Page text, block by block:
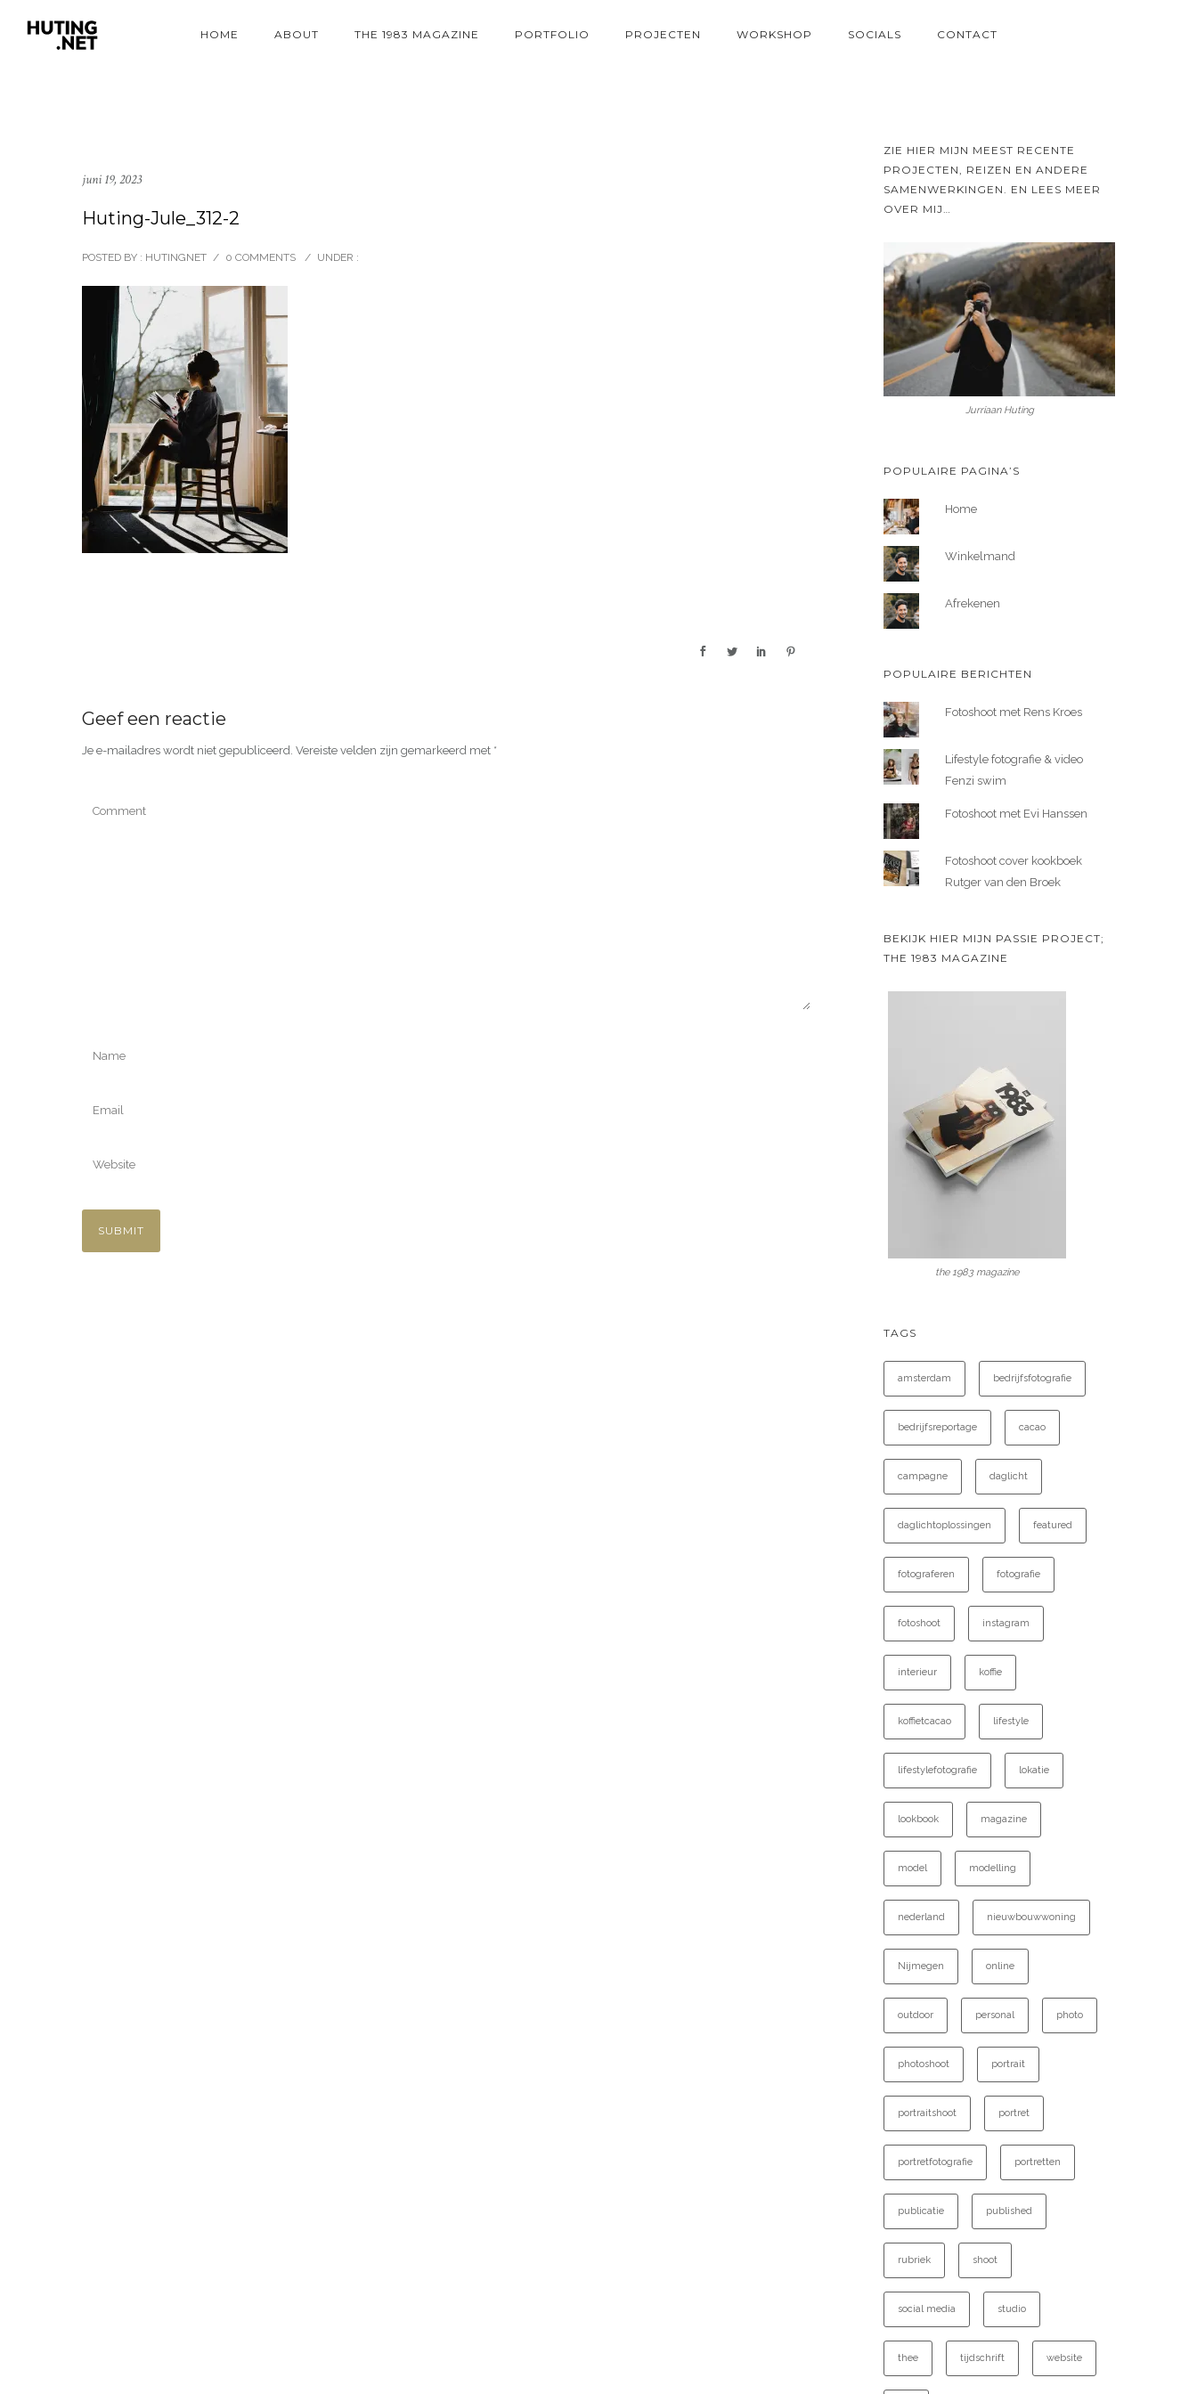
HOME ABOUT THE 1983 MAGAZINE PORTFOLIO PROJECTEN WORKSHOP SOCIALS CONTACT
juni 19, 2023
Huting-Jule_312-2
POSTED BY : HUTINGNET / 0 COMMENTS / UNDER :
Geef een reactie
Je e-mailadres wordt niet gepubliceerd. Vereiste velden zijn gemarkeerd met *
ZIE HIER MIJN MEEST RECENTE
PROJECTEN, REIZEN EN ANDERE
SAMENWERKINGEN. EN LEES MEER
OVER MIJ…
Jurriaan Huting
POPULAIRE PAGINA’S
Home
Winkelmand
Afrekenen
POPULAIRE BERICHTEN
Fotoshoot met Rens Kroes
Lifestyle fotografie & video
Fenzi swim
Fotoshoot met Evi Hanssen
Fotoshoot cover kookboek
Rutger van den Broek
BEKIJK HIER MIJN PASSIE PROJECT;
THE 1983 MAGAZINE
the 1983 magazine
TAGS
amsterdam bedrijfsfotografie
bedrijfsreportage cacao
campagne daglicht
daglichtoplossingen featured
fotograferen fotografie
fotoshoot instagram
interieur koffie
koffietcacao lifestyle
lifestylefotografie lokatie
lookbook magazine
model modelling
nederland nieuwbouwwoning
Nijmegen online
outdoor personal photo
photoshoot portrait
portraitshoot portret
portretfotografie portretten
publicatie published
rubriek shoot
social media studio
thee tijdschrift website